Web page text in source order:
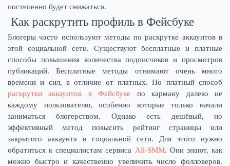
постепенно будет снижаться.
Как раскрутить профиль в Фейсбуке
Блогеры часто используют методы по раскрутке аккаунтов в
этой социальной сети. Существуют бесплатные и платные
способы повышения количества подписчиков и просмотров
публикаций. Бесплатные методы отнимают очень много
времени и сил, в отличие от платных. Но платный способ
раскрутки аккаунтов в Фейсбуке по карману далеко не
каждому пользователю, особенно которые только начали
заниматься блогерством. Однако есть дешёвый, но
эффективный метод повысить рейтинг страницы или
закрытого аккаунта в социальной сети. Для этого нужно
обратиться к специалистам сервиса All-SMM. Они знают, как
можно быстро и качественно увеличить число фолловеров.